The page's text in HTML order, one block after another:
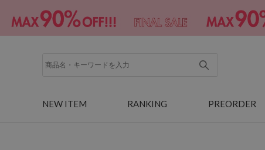
NEW ITEM RANKING PREORDER